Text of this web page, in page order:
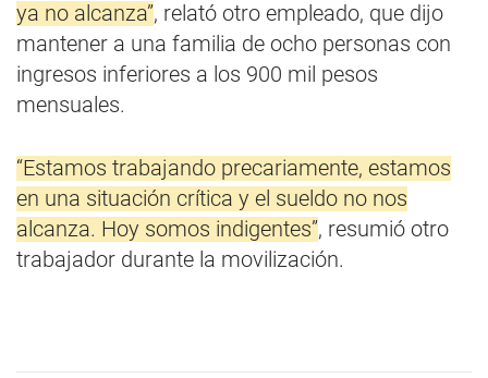
ya no alcanza”, relató otro empleado, que dijo
mantener a una familia de ocho personas con
ingresos inferiores a los 900 mil pesos
mensuales.
“Estamos trabajando precariamente, estamos
en una situación crítica y el sueldo no nos
alcanza. Hoy somos indigentes”, resumió otro
trabajador durante la movilización.